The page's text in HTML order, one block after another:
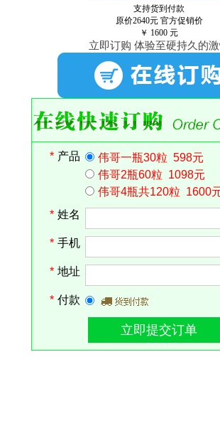
支持货到付款
原价2640元 官方促销价
￥ 1600 元
立即订购 体验至硬持久的